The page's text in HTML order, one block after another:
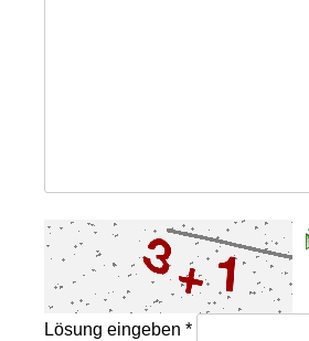
Lösung eingeben*